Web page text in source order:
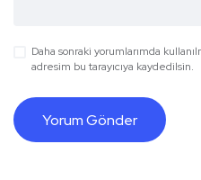
Daha sonraki yorumlarımda
adresim bu tarayıcıya kaydedilsin.